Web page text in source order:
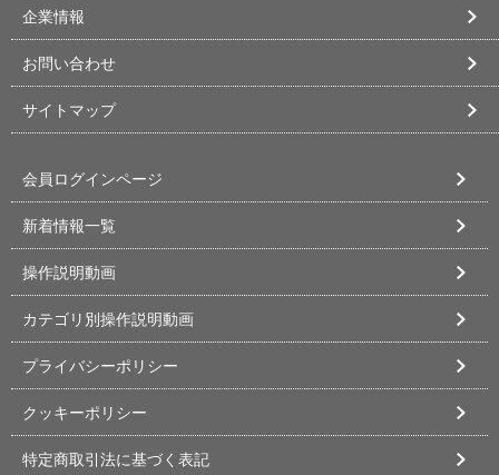
企業情報
お問い合わせ
サイトマップ
会員ログインページ
新着情報一覧
操作説明動画
カテゴリ別操作説明動画
プライバシーポリシー
クッキーポリシー
特定商取引法に基づく表記